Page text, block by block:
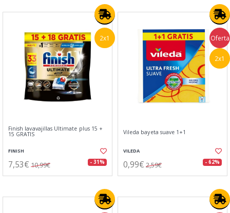
2x1
Finish lavavajillas Ultimate plus 15 +
15 GRATIS
FINISH
7,53€ 10,99€ - 31%
Oferta
2x1
Vileda bayeta suave 1+1
VILEDA
0,99€ 2,59€ - 62%